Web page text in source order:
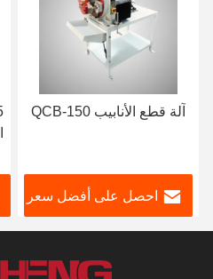
آلة قطع الأنابيب QCB-150
احصل على أفضل سعر